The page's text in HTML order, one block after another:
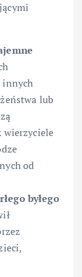
innych
lub
wierzyciele
od
byłego